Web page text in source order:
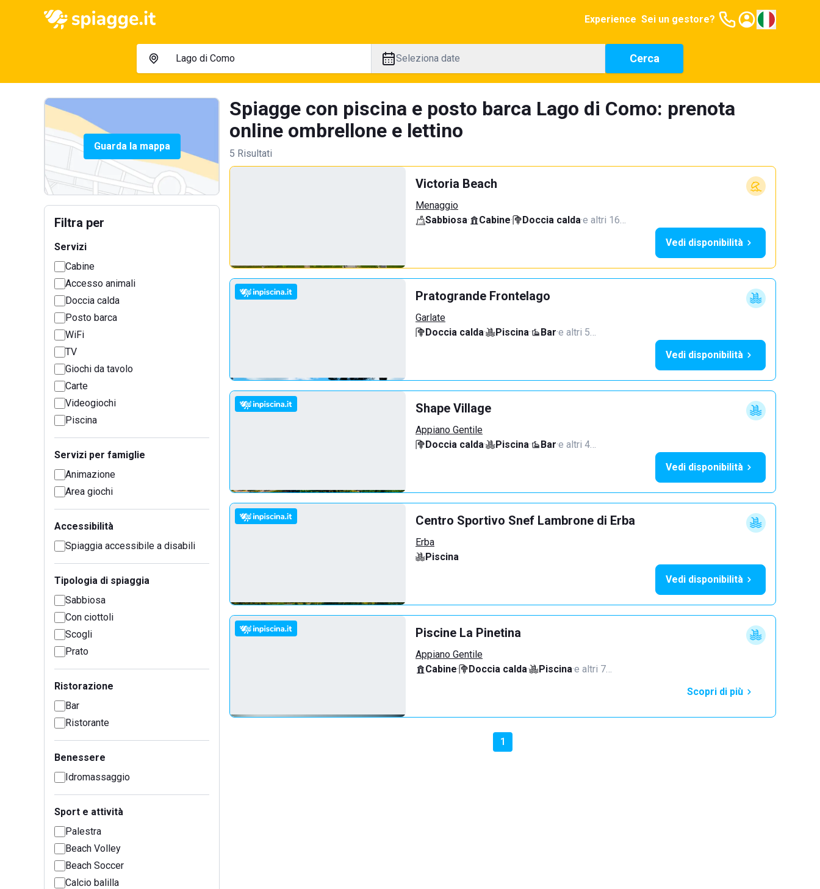
Experience Sei un gestore?
Seleziona date Cerca
Guarda la mappa
Filtra per
Servizi
Cabine
Accesso animali
Doccia calda
Posto barca
WiFi
TV
Giochi da tavolo
Carte
Videogiochi
Piscina
Servizi per famiglie
Animazione
Area giochi
Accessibilità
Spiaggia accessibile a disabili
Tipologia di spiaggia
Sabbiosa
Con ciottoli
Scogli
Prato
Ristorazione
Bar
Ristorante
Benessere
Idromassaggio
Sport e attività
Palestra
Beach Volley
Beach Soccer
Calcio balilla
Spiagge con piscina e posto barca Lago di Como: prenota
online ombrellone e lettino
5 Risultati
Victoria Beach
Menaggio
Sabbiosa· Cabine· Doccia calda·e altri 16…
Vedi disponibilità
Pratogrande Frontelago
Garlate
Doccia calda· Piscina· Bar·e altri 5…
Vedi disponibilità
Shape Village
Appiano Gentile
Doccia calda· Piscina· Bar·e altri 4…
Vedi disponibilità
Centro Sportivo Snef Lambrone di Erba
Erba
Piscina
Vedi disponibilità
Piscine La Pinetina
Appiano Gentile
Cabine· Doccia calda· Piscina·e altri 7…
Scopri di più
1